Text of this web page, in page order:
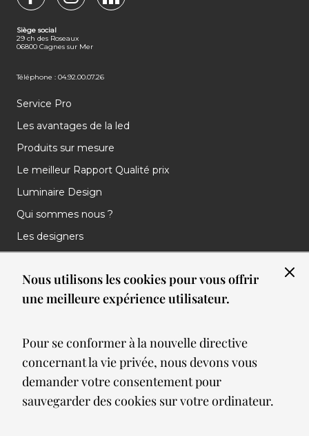
Nous utilisons les cookies pour vous offrir
une meilleure expérience utilisateur.
Pour se conformer à la nouvelle directive
concernant la vie privée, nous devons vous
demander votre consentement pour
sauvegarder des cookies sur votre ordinateur.
Siège social
29 ch des Roseaux
06800 Cagnes sur Mer
Téléphone : 04.92.00.07.26
Service Pro
Les avantages de la led
Produits sur mesure
Le meilleur Rapport Qualité prix
Luminaire Design
Qui sommes nous ?
Les designers
Nos réalisations
Nos Clients
Meilleures ventes
Blog